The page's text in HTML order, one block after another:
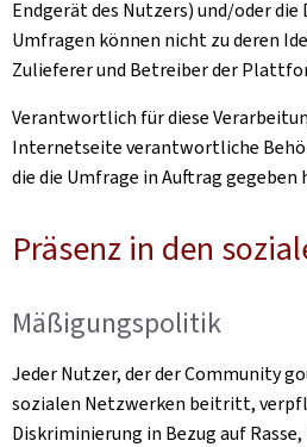
Endgerät des Nutzers) und/oder die
Umfragen können nicht zu deren
Zulieferer und Betreiber der
Verantwortlich für diese
Internetseite verantwortliche
die die Umfrage in Auftrag gegeben
Präsenz in den
Mäßigungspolitik
Jeder Nutzer, der der Community
sozialen Netzwerken beitritt,
Diskriminierung in Bezug auf